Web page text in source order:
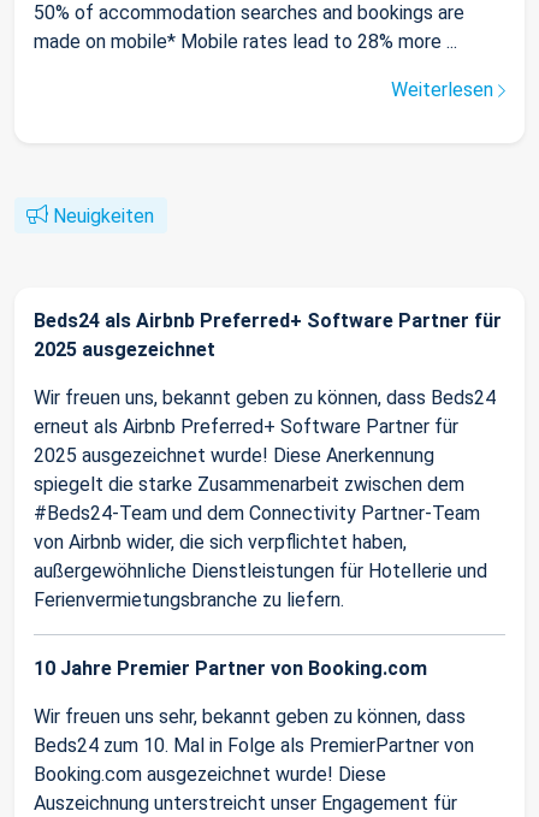
50% of accommodation searches and bookings are
made on mobile* Mobile rates lead to 28% more ...
Weiterlesen
Neuigkeiten
Beds24 als Airbnb Preferred+ Software Partner für
2025 ausgezeichnet
Wir freuen uns, bekannt geben zu können, dass Beds24
erneut als Airbnb Preferred+ Software Partner für
2025 ausgezeichnet wurde! Diese Anerkennung
spiegelt die starke Zusammenarbeit zwischen dem
#Beds24-Team und dem Connectivity Partner-Team
von Airbnb wider, die sich verpflichtet haben,
außergewöhnliche Dienstleistungen für Hotellerie und
Ferienvermietungsbranche zu liefern.
10 Jahre Premier Partner von Booking.com
Wir freuen uns sehr, bekannt geben zu können, dass
Beds24 zum 10. Mal in Folge als PremierPartner von
Booking.com ausgezeichnet wurde! Diese
Auszeichnung unterstreicht unser Engagement für